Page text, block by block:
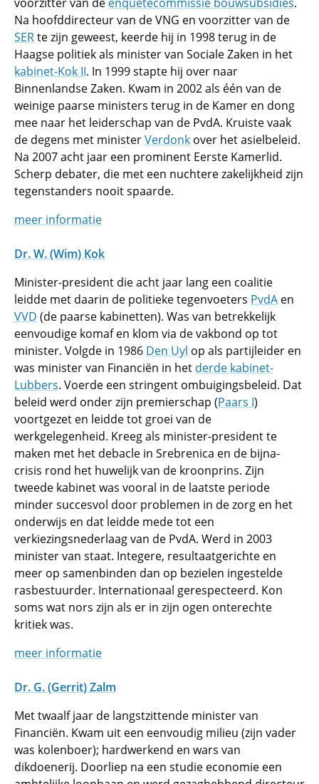
Na hoofddirecteur van de VNG en voorzitter van de
SERte zijn geweest, keerde hij in 1998 terug in de
Haagse politiek als minister van Sociale Zaken in het
kabinet-Kok II. In 1999 stapte hij over naar
Binnenlandse Zaken. Kwam in 2002 als één van de
weinige paarse ministers terug in de Kamer en dong
mee naar het leiderschap van de PvdA. Kruiste vaak
de degens met ministerVerdonk over het asielbeleid.
Na 2007 acht jaar een prominent Eerste Kamerlid.
Scherp debater, die met een nuchtere zakelijkheid zijn
tegenstanders nooit spaarde.
meer informatie
Dr. W. (Wim) Kok
Minister-president die acht jaar lang een coalitie
leidde met daarin de politieke tegenvoeters PvdA en
VVD (de paarse kabinetten). Was van betrekkelijk
eenvoudige komaf en klom via de vakbond op tot
minister. Volgde in 1986 Den Uyl op als partijleider en
was minister van Financiën in het derde kabinet-
Lubbers. Voerde een stringent ombuigingsbeleid. Dat
beleid werd onder zijn premierschap (Paars I)
voortgezet en leidde tot groei van de
werkgelegenheid. Kreeg als minister-president te
maken met het debacle in Srebrenica en de bijna-
crisis rond het huwelijk van de kroonprins. Zijn
tweede kabinet was vooral in de laatste periode
minder succesvol door problemen in de zorg en het
onderwijs en dat leidde mede tot een
verkiezingsnederlaag van de PvdA. Werd in 2003
minister van staat. Integere, resultaatgerichte en
meer op samenbinden dan op bezielen ingestelde
rasbestuurder. Internationaal gerespecteerd. Kon
soms wat nors zijn als er in zijn ogen onterechte
kritiek was.
meer informatie
Dr. G. (Gerrit) Zalm
Met twaalf jaar de langstzittende minister van
Financiën. Kwam uit een eenvoudig milieu (zijn vader
was kolenboer); hardwerkend en wars van
dikdoenerij. Doorliep na een studie economie een